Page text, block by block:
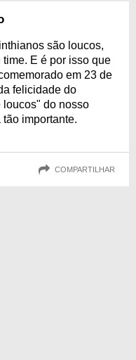
são loucos,
E é por isso que
em 23 de
felicidade do
loucos" do nosso
importante.
COMPARTILHAR